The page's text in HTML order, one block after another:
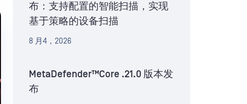
布：支持配置的智能扫描，实现
基于策略的设备扫描
8 月4，2026
MetaDefender™Core .21.0 版本发
布